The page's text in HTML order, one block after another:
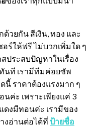
วยกัน สีเงิน, ทอง และ
ร์ให้ฟรี ไม่บวกเพิ่มใด ๆ
ประสบปัญหาในเรื่อง
นที เรามีทีมค่อยซัพ
ราคาต้องแรงมาก ๆ
ค่ะ เพราะเพียงแค่ 3
ดงมีทอนค่ะ เรามีของ
งอ่านต่อได้ที่ ป้ายชื่อ